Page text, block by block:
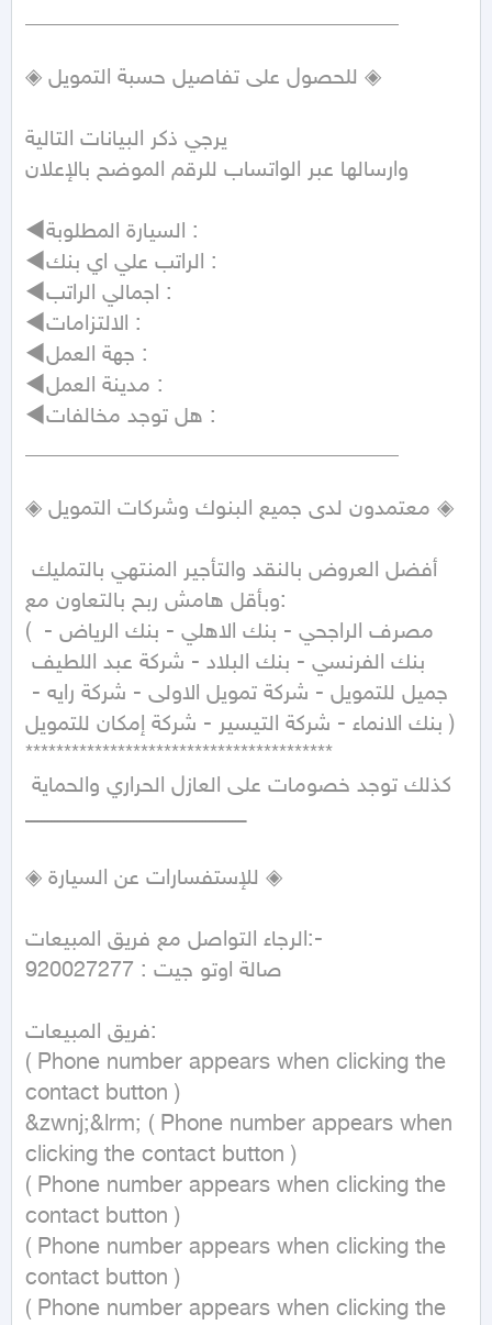
◈ للحصول على تفاصيل حسبة التمويل ◈
يرجي ذكر البيانات التالية
وارسالها عبر الواتساب للرقم الموضح بالإعلان
◄السيارة المطلوبة :
◄الراتب علي اي بنك :
◄اجمالي الراتب :
◄الالتزامات :
◄جهة العمل :
◄مدينة العمل :
◄هل توجد مخالفات :
◈ معتمدون لدى جميع البنوك وشركات التمويل ◈
وبأقل هامش ربح بالتعاون مع:
( مصرف الراجحي - بنك الاهلي - بنك الرياض -
بنك الانماء - شركة التيسير - شركة إمكان للتمويل )
****************************************
ـــــــــــــــــــــــــــــــــــــــــــــــــــــــــــــــــــ
◈ للإستفسارات عن السيارة ◈
الرجاء التواصل مع فريق المبيعات:-
صالة اوتو جيت : 920027277
فريق المبيعات:
( Phone number appears when clicking the
contact button )
&zwnj;&lrm; ( Phone number appears when
clicking the contact button )
( Phone number appears when clicking the
contact button )
( Phone number appears when clicking the
contact button )
( Phone number appears when clicking the